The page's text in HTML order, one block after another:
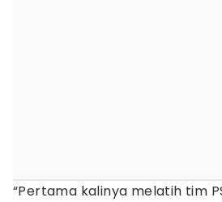
“Pertama kalinya melatih tim